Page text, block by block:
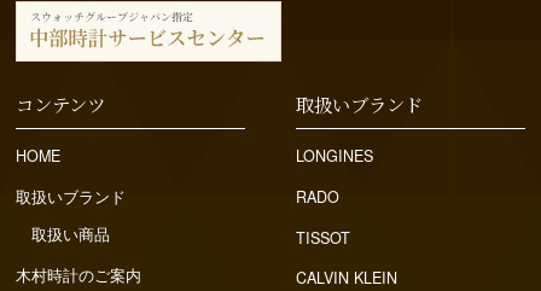
コンテンツ
HOME
取扱いブランド
取扱い商品
木村時計のご案内
取扱いブランド
LONGINES
RADO
TISSOT
CALVIN KLEIN